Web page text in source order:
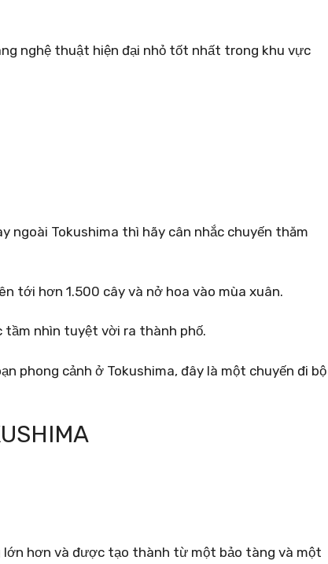
nghệ thuật hiện đại nhỏ tốt nhất trong khu vực
ngoài Tokushima thì hãy cân nhắc chuyến thăm
tới hơn 1.500 cây và nở hoa vào mùa xuân.
tầm nhìn tuyệt vời ra thành phố.
phong cảnh ở Tokushima, đây là một chuyến đi bộ
lớn hơn và được tạo thành từ một bảo tàng và một